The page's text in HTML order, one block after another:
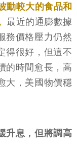
動較大的食品和
最近的通膨數據
務價格壓力仍然
得很好，但這不
的時間愈長，高
大，美國物價穩
升息，但將調高